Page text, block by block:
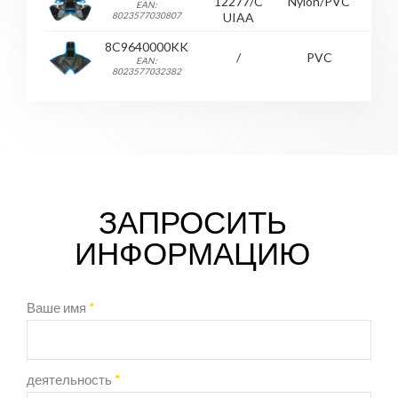
EAN:
8023577030807
UIAA
8C9640000KK
EAN:
8023577032382
/ PVC
ЗАПРОСИТЬ
ИНФОРМАЦИЮ
Ваше имя *
деятельность *